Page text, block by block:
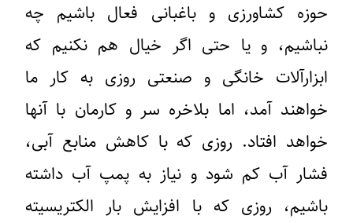
حوزه کشاورزی و باغبانی فعال باشیم چه
نباشیم، و یا حتی اگر خیال هم نکنیم که
ابزارآلات خانگی و صنعتی روزی به کار ما
خواهند آمد، اما بلاخره سر و کارمان با آنها
خواهد افتاد. روزی که با کاهش منابع آبی،
فشار آب کم شود و نیاز به پمپ آب داشته
باشیم، روزی که با افزایش بار الکتریسیته